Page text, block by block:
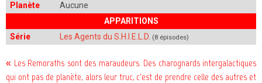
Planète
Aucune
APPARITIONS
Série
Les Agents du S.H.I.E.L.D. (8 épisodes)
« Les Remoraths sont des maraudeurs. Des charognards intergalactiques
qui ont pas de planète, alors leur truc, c'est de prendre celle des autres et